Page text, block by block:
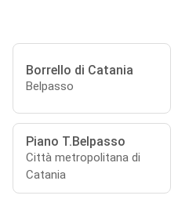
Borrello di Catania
Belpasso
Piano T.Belpasso
Città metropolitana di
Catania